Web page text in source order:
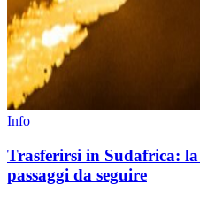
Info
Trasferirsi in Sudafrica:
passaggi da seguire